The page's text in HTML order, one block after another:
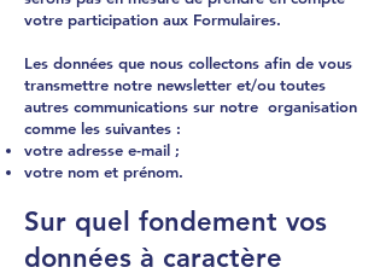
votre participation aux Formulaires.
Les données que nous collectons afin de vous
transmettre notre newsletter et/ou toutes
autres communications sur notre organisation
comme les suivantes :
votre adresse e-mail ;
votre nom et prénom.
Sur quel fondement vos
données à caractère